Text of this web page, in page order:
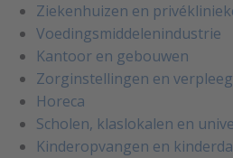
Ziekenhuizen en
Voedingsmiddelenindustrie
Kantoor en gebouwen
Zorginstellingen en
Horeca
Scholen, klaslokalen en
Kinderopvangen en